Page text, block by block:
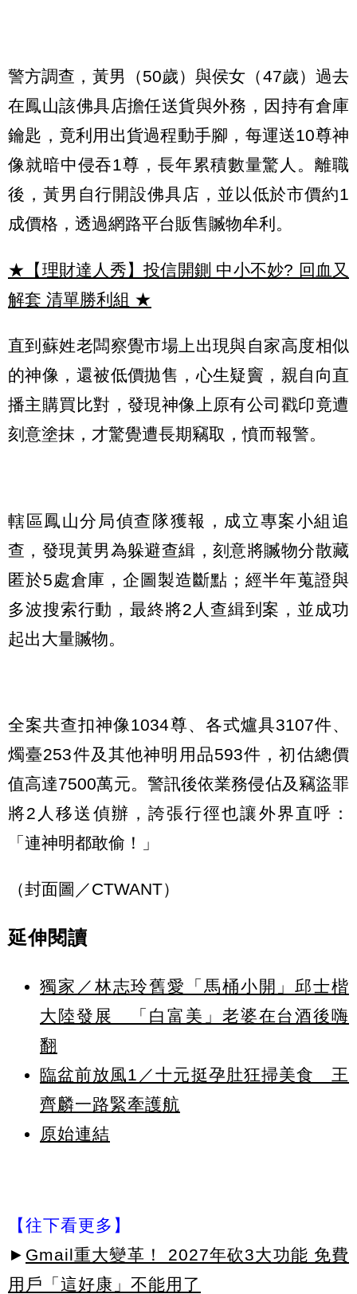
警方調查，黃男（50歲）與侯女（47歲）過去
在鳳山該佛具店擔任送貨與外務，因持有倉庫
鑰匙，竟利用出貨過程動手腳，每運送10尊神
像就暗中侵吞1尊，長年累積數量驚人。離職
後，黃男自行開設佛具店，並以低於市價約1
成價格，透過網路平台販售贓物牟利。
★【理財達人秀】投信開鍘 中小不妙? 回血又
解套 清單勝利組 ★
直到蘇姓老闆察覺市場上出現與自家高度相似
的神像，還被低價拋售，心生疑竇，親自向直
播主購買比對，發現神像上原有公司戳印竟遭
刻意塗抹，才驚覺遭長期竊取，憤而報警。
轄區鳳山分局偵查隊獲報，成立專案小組追
查，發現黃男為躲避查緝，刻意將贓物分散藏
匿於5處倉庫，企圖製造斷點；經半年蒐證與
多波搜索行動，最終將2人查緝到案，並成功
起出大量贓物。
全案共查扣神像1034尊、各式爐具3107件、
燭臺253件及其他神明用品593件，初估總價
值高達7500萬元。警訊後依業務侵佔及竊盜罪
將2人移送偵辦，誇張行徑也讓外界直呼：
「連神明都敢偷！」
（封面圖／CTWANT）
延伸閱讀
獨家／林志玲舊愛「馬桶小開」邱士楷
大陸發展 「白富美」老婆在台酒後嗨
翻
臨盆前放風1／十元挺孕肚狂掃美食 王
齊麟一路緊牽護航
原始連結
【往下看更多】
► Gmail重大變革！ 2027年砍3大功能 免費
用戶「這好康」不能用了